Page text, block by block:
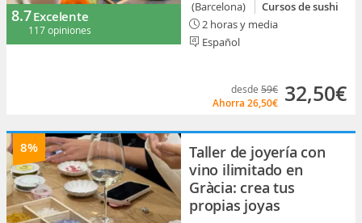
8.7Excelente
117 opiniones
(Barcelona)
Cursos de sushi
2 horas y media
Español
desde 59€
Ahorra 26,50€ 32,50€
8%
Taller de joyería con
vino ilimitado en
Gràcia: crea tus
propias joyas